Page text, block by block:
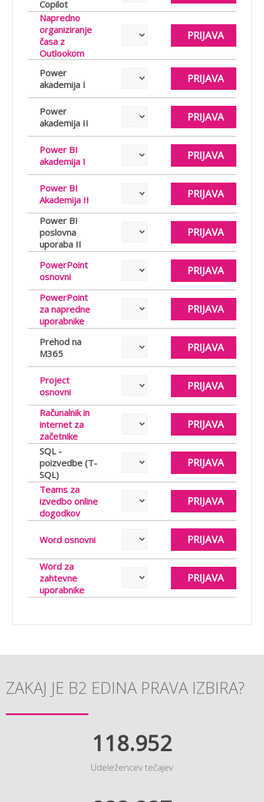
Copilot
Napredno
organiziranje
časa z
Outlookom
PRIJAVA
Power
akademija I
PRIJAVA
Power
akademija II
PRIJAVA
Power BI
akademija I
PRIJAVA
Power BI
Akademija II
PRIJAVA
Power BI
poslovna
uporaba II
PRIJAVA
PowerPoint
osnovni
PRIJAVA
PowerPoint
za napredne
uporabnike
PRIJAVA
Prehod na
M365
PRIJAVA
Project
osnovni
PRIJAVA
Računalnik in
internet za
začetnike
PRIJAVA
SQL -
poizvedbe (T-
SQL)
PRIJAVA
Teams za
izvedbo online
dogodkov
PRIJAVA
Word osnovni PRIJAVA
Word za
zahtevne
uporabnike
PRIJAVA
ZAKAJ JE B2 EDINA PRAVA IZBIRA?
118.952
Udeležencev tečajev